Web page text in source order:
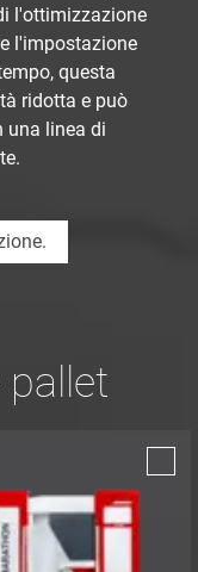
l'ottimizzazione
l'impostazione
questa
ridotta e può
una linea di